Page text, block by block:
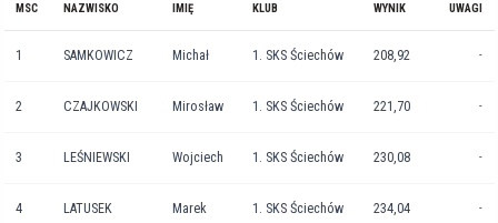
MSC NAZWISKO IMIĘ KLUB WYNIK UWAGI
1 SAMKOWICZ Michał 1. SKS Ściechów 208,92 -
2 CZAJKOWSKI Mirosław 1. SKS Ściechów 221,70 -
3 LEŚNIEWSKI Wojciech 1. SKS Ściechów 230,08 -
4 LATUSEK Marek 1. SKS Ściechów 234,04 -